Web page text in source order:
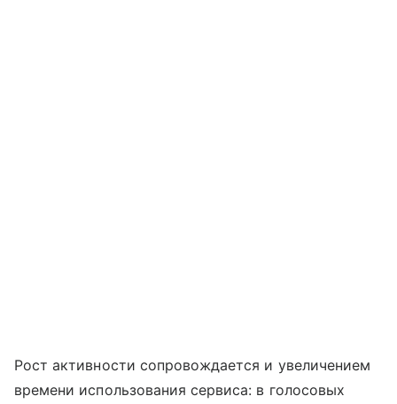
Рост активности сопровождается и увеличением
времени использования сервиса: в голосовых